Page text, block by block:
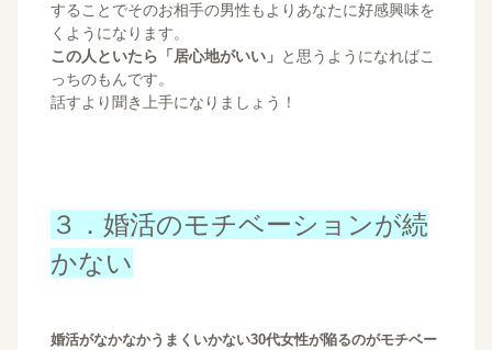
することでそのお相手の男性もよりあなたに好感興味を
くようになります。
この人といたら「居心地がいい」 と思うようになればこ
っちのもんです。
話すより聞き上手になりましょう！
３．婚活のモチベーションが続
かない
婚活がなかなかうまくいかない30代女性が陥るのがモチベー